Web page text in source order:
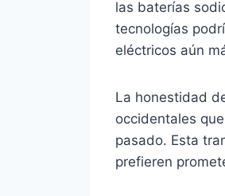
las baterías
tecnologías
eléctricos aún
La honestidad
occidentales
pasado. Esta
prefieren